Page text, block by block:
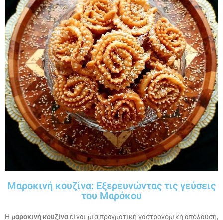
Μαροκινή κουζίνα: Εξερευνώντας τις γεύσεις
του Μαρόκου
Η μαροκινή κουζίναείναι μια πραγματική γαστρονομική απόλαυση,